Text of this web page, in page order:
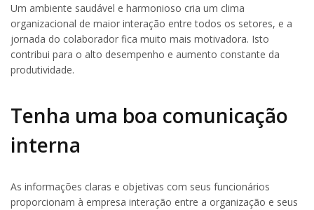
Um ambiente saudável e harmonioso cria um clima
organizacional de maior interação entre todos os setores, e a
jornada do colaborador fica muito mais motivadora. Isto
contribui para o alto desempenho e aumento constante da
produtividade.
Tenha uma boa comunicação
interna
As informações claras e objetivas com seus funcionários
proporcionam à empresa interação entre a organização e seus